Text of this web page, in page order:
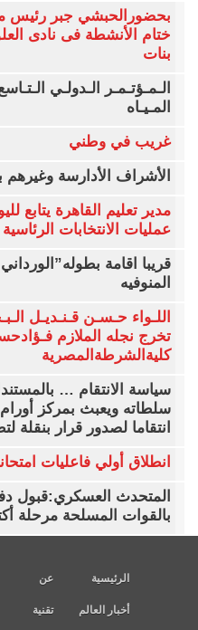
بحضورالحبشي جبر رئيس
ختام الأنشطة فى نادى
بنات
الـمـؤتـمـر الـدولـي
المـيـاه
غريب في وطني
الأشراف الأدارسة وغيرهم
مدير تعليم القاهرة يتابع
عمليات الانتخابات الرئاسية
قريبا اقامة
المنوفيه
اللـواء حـسـن قـنـديـل
تخرج نجله الملازم
كليةالشرطةالمصرية
سياسة الانتقام …
سلطاته ويعبث بمركز
انتقاما لصدور قرار بنقلة
انطلاق أولي فاعليات
المتحدث العسكري:قبول
بالقوات المسلحة مرحلة أكتوبر
الرئيسية عن
أخبار العالم تقنية